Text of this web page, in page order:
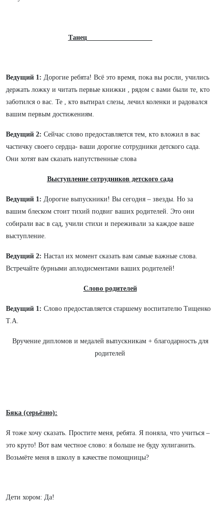
Танец___________________
Ведущий 1: Дорогие ребята! Всё это время, пока вы росли, учились
держать ложку и читать первые книжки , рядом с вами были те, кто
заботился о вас. Те , кто вытирал слезы, лечил коленки и радовался
вашим первым достижениям.
Ведущий 2: Сейчас слово предоставляется тем, кто вложил в вас
частичку своего сердца- ваши дорогие сотрудники детского сада.
Они хотят вам сказать напутственные слова
Выступление сотрудников детского сада
Ведущий 1: Дорогие выпускники! Вы сегодня – звезды. Но за
вашим блеском стоит тихий подвиг ваших родителей. Это они
собирали вас в сад, учили стихи и переживали за каждое ваше
выступление.
Ведущий 2: Настал их момент сказать вам самые важные слова.
Встречайте бурными аплодисментами ваших родителей!
Слово родителей
Ведущий 1: Слово предоставляется старшему воспитателю Тищенко
Т.А.
Вручение дипломов и медалей выпускникам + благодарность для
родителей
Бяка (серьёзно):
Я тоже хочу сказать. Простите меня, ребята. Я поняла, что учиться –
это круто! Вот вам честное слово: я больше не буду хулиганить.
Возьмёте меня в школу в качестве помощницы?
Дети хором: Да!